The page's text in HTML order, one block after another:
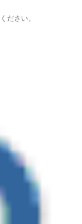
ださい。